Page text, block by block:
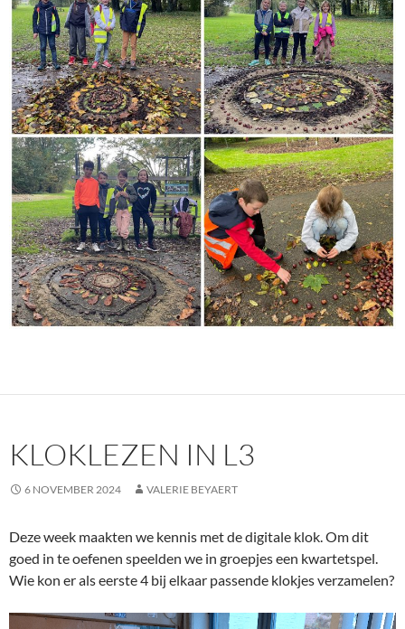
KLOKLEZEN IN L3
6 NOVEMBER 2024 VALERIE BEYAERT
Deze week maakten we kennis met de digitale klok. Om dit
goed in te oefenen speelden we in groepjes een kwartetspel.
Wie kon er als eerste 4 bij elkaar passende klokjes verzamelen?